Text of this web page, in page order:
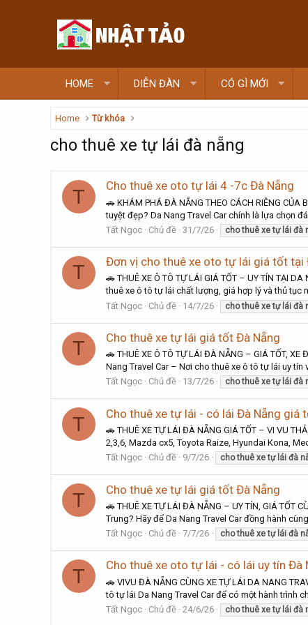
HOME DIỄN ĐÀN CÓ GÌ MỚI
Home Từ khóa
cho thuê xe tự lái đà nẵng
T Cho thuê xe oto tự lái 4 -7c Đà Nẵng
🚗 KHÁM PHÁ ĐÀ NẴNG THEO CÁCH RIÊNG
tuyệt đẹp? Da Nang Travel Car chính là lựa chọn
Tất Ngọc
Chủ đề 31/7/26 cho thuê xe tự lái đà
T Đơn vị cho thuê xe oto tự lái giá tốt tại
🚗 THUÊ XE Ô TÔ TỰ LÁI GIÁ TỐT – UY TÍN TẠI
thuê xe ô tô tự lái chất lượng, giá hợp lý và thủ tục
Tất Ngọc
Chủ đề 14/7/26 cho thuê xe tự lái đà
T Cho thuê xe tự lái giá tốt Đà Nẵng
🚗 THUÊ XE Ô TÔ TỰ LÁI ĐÀ NẴNG – GIÁ TỐT,
Nang Travel Car – Nơi cho thuê xe ô tô tự lái uy
Tất Ngọc
Chủ đề 13/7/26 cho thuê xe tự lái đà
T Cho thuê xe tự lái - có lái Đà Nẵng giá
🚗 THUÊ XE TỰ LÁI ĐÀ NẴNG GIÁ TỐT – VI VU
2,3,6, Mazda cx5, Toyota Raize, Hyundai Kona,
Tất Ngọc
Chủ đề 9/7/26 cho thuê xe tự lái đà
T Cho thuê xe tự lái giá tốt Đà Nẵng
🚗 THUÊ XE TỰ LÁI ĐÀ NẴNG – UY TÍN, GIÁ TỐT
Trung? Hãy để Da Nang Travel Car đồng hành
Tất Ngọc
Chủ đề 7/7/26 cho thuê xe tự lái đà
T Cho thuê xe oto tự lái - có lái uy tín Đà
🚗 VIVU ĐÀ NẴNG CÙNG XE TỰ LÁI DA NANG
tô tự lái Da Nang Travel Car để có một hành trình
Tất Ngọc
Chủ đề 24/6/26 cho thuê xe tự lái đà